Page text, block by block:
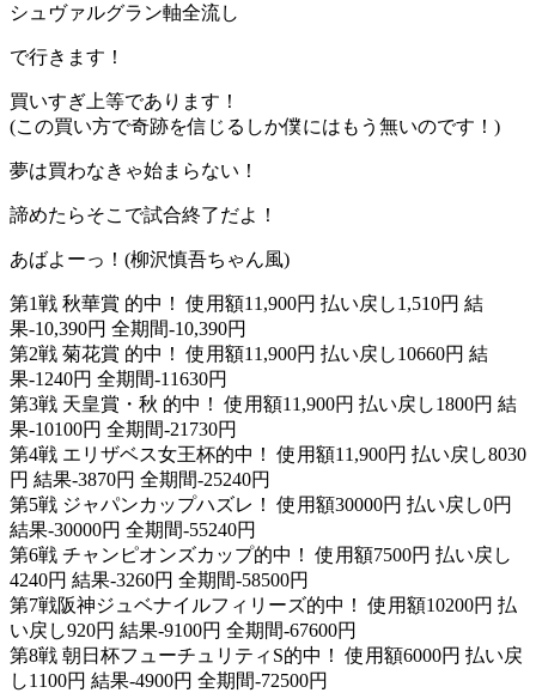
シュヴァルグラン軸全流し
で行きます！
買いすぎ上等であります！
(この買い方で奇跡を信じるしか僕にはもう無いのです！)
夢は買わなきゃ始まらない！
諦めたらそこで試合終了だよ！
あばよーっ！(柳沢慎吾ちゃん風)
第1戦 秋華賞 的中！ 使用額11,900円 払い戻し1,510円 結
果-10,390円 全期間-10,390円
第2戦 菊花賞 的中！ 使用額11,900円 払い戻し10660円 結
果-1240円 全期間-11630円
第3戦 天皇賞・秋 的中！ 使用額11,900円 払い戻し1800円 結
果-10100円 全期間-21730円
第4戦 エリザベス女王杯的中！ 使用額11,900円 払い戻し8030
円 結果-3870円 全期間-25240円
第5戦 ジャパンカップハズレ！ 使用額30000円 払い戻し0円
結果-30000円 全期間-55240円
第6戦 チャンピオンズカップ的中！ 使用額7500円 払い戻し
4240円 結果-3260円 全期間-58500円
第7戦阪神ジュベナイルフィリーズ的中！ 使用額10200円 払
い戻し920円 結果-9100円 全期間-67600円
第8戦 朝日杯フューチュリティS的中！ 使用額6000円 払い戻
し1100円 結果-4900円 全期間-72500円